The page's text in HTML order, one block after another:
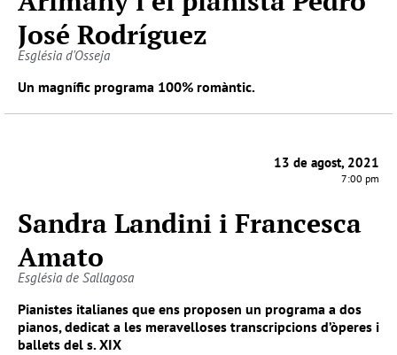
José Rodríguez
Església d'Osseja
Un magnífic programa 100% romàntic.
13 de agost, 2021
7:00 pm
Sandra Landini i Francesca
Amato
Església de Sallagosa
Pianistes italianes que ens proposen un programa a dos
pianos, dedicat a les meravelloses transcripcions d’òperes i
ballets del s. XIX